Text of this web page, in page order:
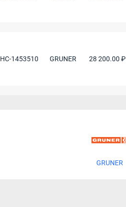
НС-1453510 GRUNER 28 200.00 ₽
GRUNER